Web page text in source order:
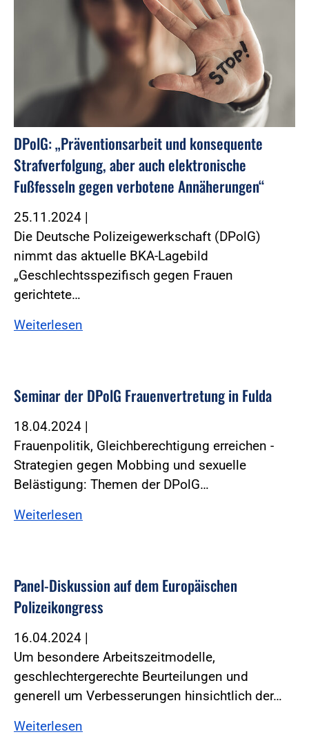
DPolG: „Präventionsarbeit und konsequente
Strafverfolgung, aber auch elektronische
Fußfesseln gegen verbotene Annäherungen“
25.11.2024 |
Die Deutsche Polizeigewerkschaft (DPolG)
nimmt das aktuelle BKA-Lagebild
„Geschlechtsspezifisch gegen Frauen
gerichtete…
Weiterlesen
Seminar der DPolG Frauenvertretung in Fulda
18.04.2024 |
Frauenpolitik, Gleichberechtigung erreichen -
Strategien gegen Mobbing und sexuelle
Belästigung: Themen der DPolG…
Weiterlesen
Panel-Diskussion auf dem Europäischen
Polizeikongress
16.04.2024 |
Um besondere Arbeitszeitmodelle,
geschlechtergerechte Beurteilungen und
generell um Verbesserungen hinsichtlich der…
Weiterlesen